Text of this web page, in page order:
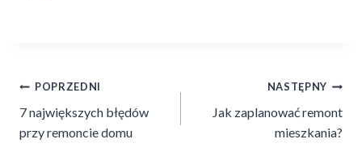
Nawigacja
wpisu
POPRZEDNI
7 największych błędów
przy remoncie domu
NASTĘPNY
Jak zaplanować remont
mieszkania?